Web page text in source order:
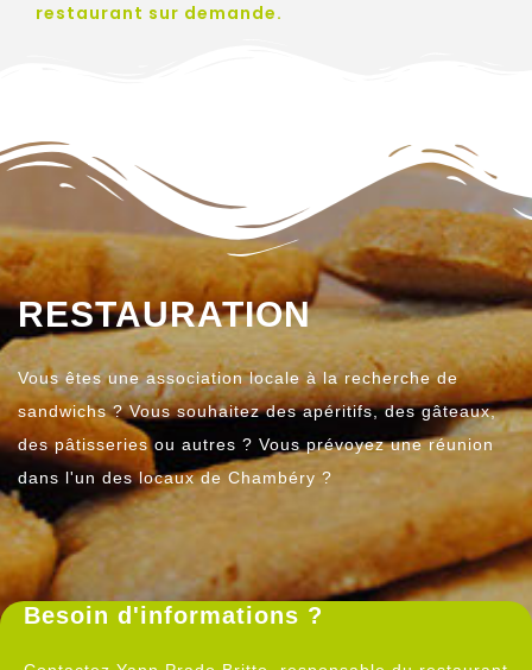
restaurant sur demande.
RESTAURATION
Vous êtes une association locale à la recherche de
sandwichs ? Vous souhaitez des apéritifs, des gâteaux,
des pâtisseries ou autres ? Vous prévoyez une réunion
dans l'un des locaux de Chambéry ?
Besoin d'informations ?